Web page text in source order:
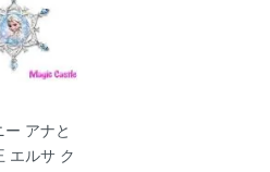
アナと
エルサ ク